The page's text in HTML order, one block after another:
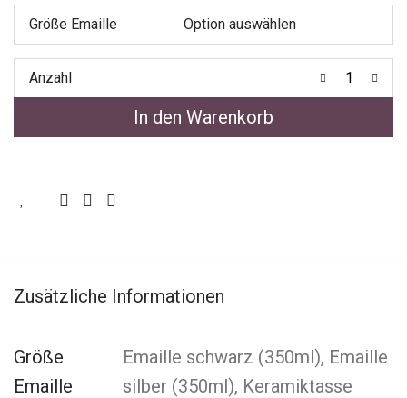
Größe Emaille
Anzahl
In den Warenkorb
Zusätzliche Informationen
Größe
Emaille
Emaille schwarz (350ml), Emaille
silber (350ml), Keramiktasse